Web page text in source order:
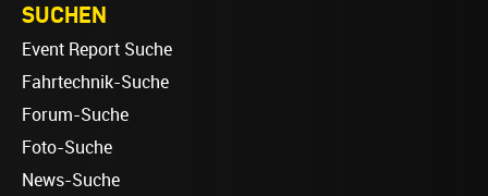
SUCHEN
Event Report Suche
Fahrtechnik-Suche
Forum-Suche
Foto-Suche
News-Suche